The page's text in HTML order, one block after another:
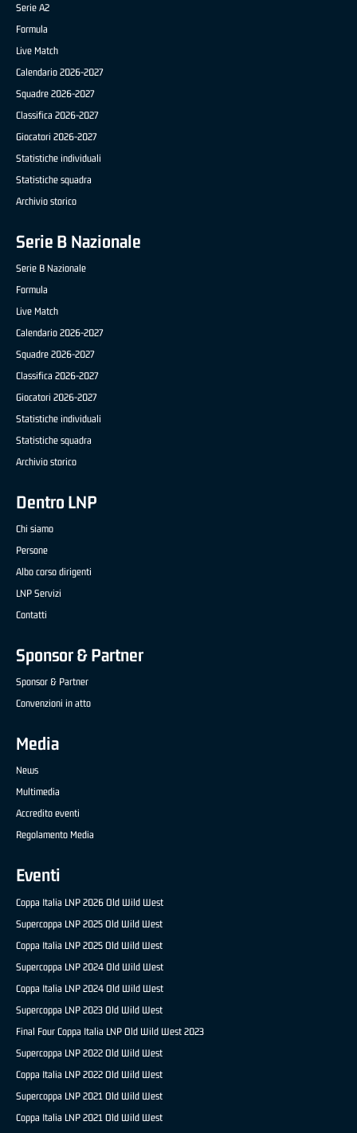
Serie A2
Formula
Live Match
Calendario 2026-2027
Squadre 2026-2027
Classifica 2026-2027
Giocatori 2026-2027
Statistiche individuali
Statistiche squadra
Archivio storico
Serie B Nazionale
Serie B Nazionale
Formula
Live Match
Calendario 2026-2027
Squadre 2026-2027
Classifica 2026-2027
Giocatori 2026-2027
Statistiche individuali
Statistiche squadra
Archivio storico
Dentro LNP
Chi siamo
Persone
Albo corso dirigenti
LNP Servizi
Contatti
Sponsor & Partner
Sponsor & Partner
Convenzioni in atto
Media
News
Multimedia
Accredito eventi
Regolamento Media
Eventi
Coppa Italia LNP 2026 Old Wild West
Supercoppa LNP 2025 Old Wild West
Coppa Italia LNP 2025 Old Wild West
Supercoppa LNP 2024 Old Wild West
Coppa Italia LNP 2024 Old Wild West
Supercoppa LNP 2023 Old Wild West
Final Four Coppa Italia LNP Old Wild West 2023
Supercoppa LNP 2022 Old Wild West
Coppa Italia LNP 2022 Old Wild West
Supercoppa LNP 2021 Old Wild West
Coppa Italia LNP 2021 Old Wild West